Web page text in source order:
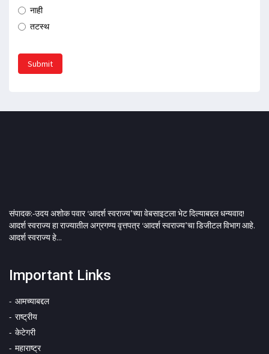
नाही
तटस्थ
Submit
संपादक:-उदय अशोक पवार ‘आदर्श स्वराज्य’च्या वेबसाइटला भेट दिल्याबद्दल धन्यवाद!
आदर्श स्वराज्य हा राज्यातील अग्रगण्य वृत्तपत्र ‘आदर्श स्वराज्य’चा डिजीटल विभाग आहे.
आदर्श स्वराज्य हे...
Important Links
आमच्याबद्दल
राष्ट्रीय
केटेगरी
महाराष्ट्र